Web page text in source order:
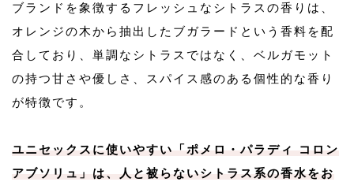
ブランドを象徴するフレッシュなシトラスの香りは、
オレンジの木から抽出したブガラードという香料を配
合しており、単調なシトラスではなく、ベルガモット
の持つ甘さや優しさ、スパイス感のある個性的な香り
が特徴です。
ユニセックスに使いやすい「ポメロ・パラディ コロン
アブソリュ」は、人と被らないシトラス系の香水をお